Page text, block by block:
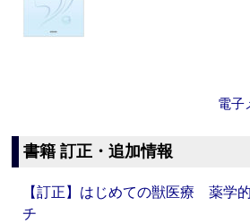
電子
書籍 訂正・追加情報
【訂正】はじめての獣医療 薬学
チ